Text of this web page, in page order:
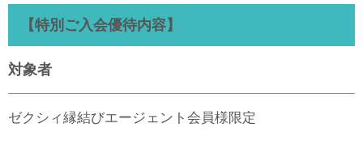
【特別ご入会優待内容】
対象者
ゼクシィ縁結びエージェント会員様限定